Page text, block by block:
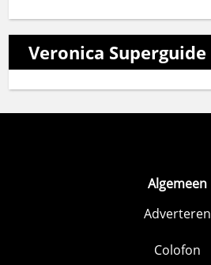
Veronica Superguide
Algemeen
Adverteren
Colofon